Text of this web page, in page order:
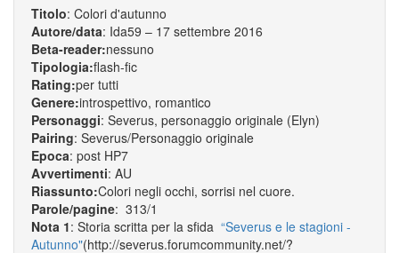
Titolo: Colori d'autunno
Autore/data: Ida59 – 17 settembre 2016
Beta-reader:nessuno
Tipologia:flash-fic
Rating:per tutti
Genere:introspettivo, romantico
Personaggi: Severus, personaggio originale (Elyn)
Pairing: Severus/Personaggio originale
Epoca: post HP7
Avvertimenti: AU
Riassunto:Colori negli occhi, sorrisi nel cuore.
Parole/pagine: 313/1
Nota 1: Storia scritta per la sfida “Severus e le stagioni -
Autunno"(http://severus.forumcommunity.net/?